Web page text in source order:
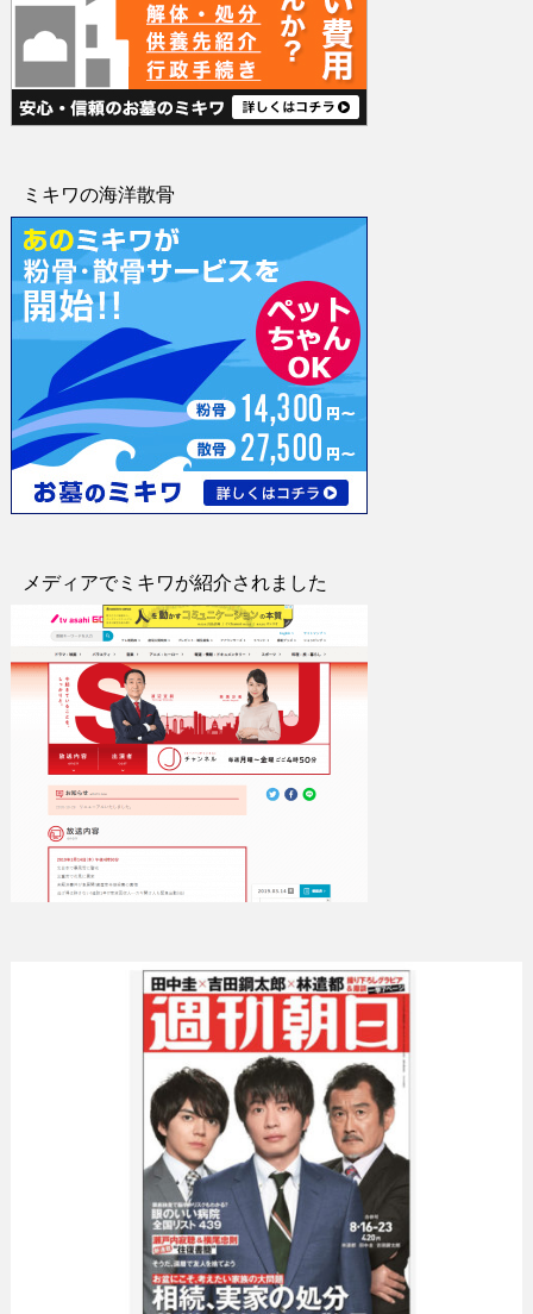
ミキワの海洋散骨
メディアでミキワが紹介されました